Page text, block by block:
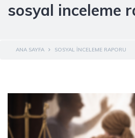
sosyal inceleme
ANA SAYFA SOSYAL INCELEME RAPORU